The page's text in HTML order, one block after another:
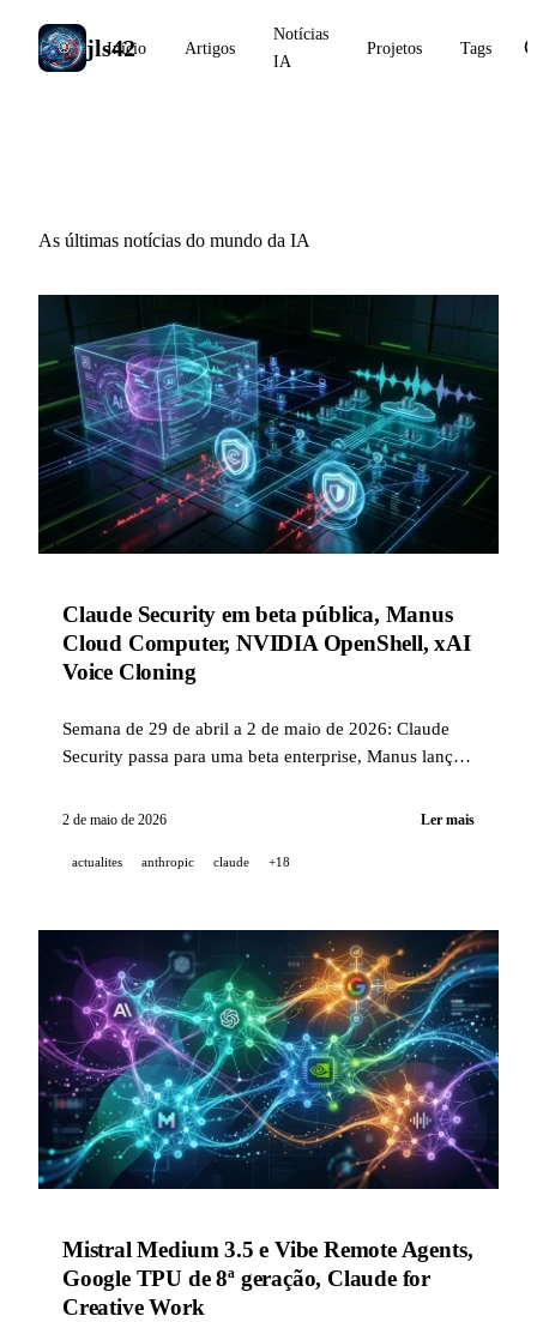
jls42
Início Artigos
Notícias
IA
Projetos Tags
As últimas notícias do mundo da IA
Claude Security em beta pública, Manus
Cloud Computer, NVIDIA OpenShell, xAI
Voice Cloning
Semana de 29 de abril a 2 de maio de 2026: Claude
Security passa para uma beta enterprise, Manus lança
OpenShell para agentes de IA, a xAI clona vozes em 2
2 de maio de 2026 Ler mais
actualites anthropic claude +18
Mistral Medium 3.5 e Vibe Remote Agents,
Google TPU de 8ª geração, Claude for
Creative Work